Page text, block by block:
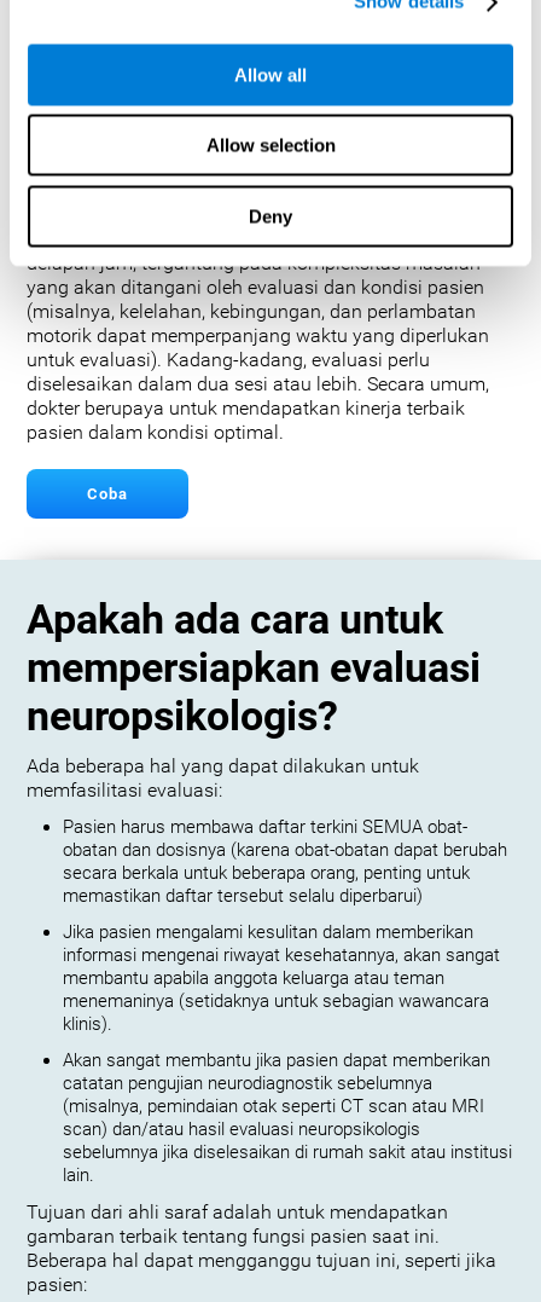
Allow all
Allow selection
Deny
medis dapat memperoleh wawasan berharga tentang
cara terbaik untuk menangani kondisi tersebut atau
dilakukan dan berapa lama evaluasi neuropsikologi
berlangsung?
Evaluasi lengkap umumnya memakan waktu antara dua
hingga lima jam, tetapi dapat memakan waktu hingga
delapan jam, tergantung pada kompleksitas masalah
yang akan ditangani oleh evaluasi dan kondisi pasien
(misalnya, kelelahan, kebingungan, dan perlambatan
motorik dapat memperpanjang waktu yang diperlukan
untuk evaluasi). Kadang-kadang, evaluasi perlu
diselesaikan dalam dua sesi atau lebih. Secara umum,
dokter berupaya untuk mendapatkan kinerja terbaik
pasien dalam kondisi optimal.
Coba
Apakah ada cara untuk
mempersiapkan evaluasi
neuropsikologis?
Ada beberapa hal yang dapat dilakukan untuk
memfasilitasi evaluasi:
Pasien harus membawa daftar terkini SEMUA obat-
obatan dan dosisnya (karena obat-obatan dapat berubah
secara berkala untuk beberapa orang, penting untuk
memastikan daftar tersebut selalu diperbarui)
Jika pasien mengalami kesulitan dalam memberikan
informasi mengenai riwayat kesehatannya, akan sangat
membantu apabila anggota keluarga atau teman
menemaninya (setidaknya untuk sebagian wawancara
klinis).
Akan sangat membantu jika pasien dapat memberikan
catatan pengujian neurodiagnostik sebelumnya
(misalnya, pemindaian otak seperti CT scan atau MRI
scan) dan/atau hasil evaluasi neuropsikologis
sebelumnya jika diselesaikan di rumah sakit atau institusi
lain.
Tujuan dari ahli saraf adalah untuk mendapatkan
gambaran terbaik tentang fungsi pasien saat ini.
Beberapa hal dapat mengganggu tujuan ini, seperti jika
pasien: